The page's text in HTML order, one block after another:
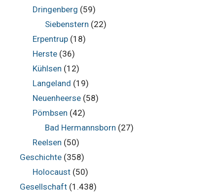
Dringenberg (59)
Siebenstern (22)
Erpentrup(18)
Herste(36)
Kühlsen (12)
Langeland (19)
Neuenheerse(58)
Pömbsen (42)
Bad Hermannsborn (27)
Reelsen (50)
Geschichte (358)
Holocaust(50)
Gesellschaft (1.438)